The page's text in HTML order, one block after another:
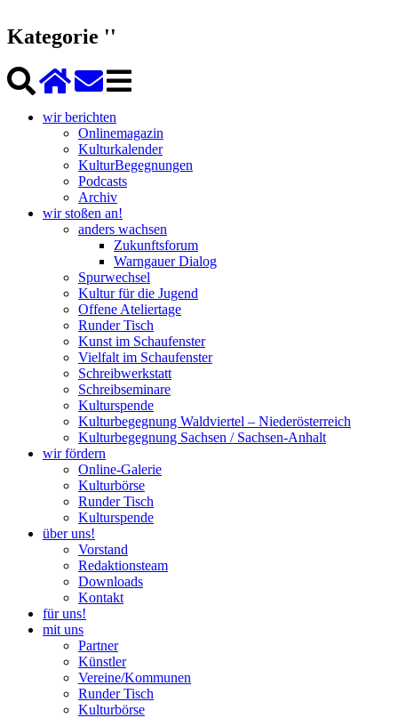
Kategorie ''
wir berichten
Onlinemagazin
Kulturkalender
KulturBegegnungen
Podcasts
Archiv
wir stoßen an!
anders wachsen
Zukunftsforum
Warngauer Dialog
Spurwechsel
Kultur für die Jugend
Offene Ateliertage
Runder Tisch
Kunst im Schaufenster
Vielfalt im Schaufenster
Schreibwerkstatt
Schreibseminare
Kulturspende
Kulturbegegnung Waldviertel – Niederösterreich
Kulturbegegnung Sachsen / Sachsen-Anhalt
wir fördern
Online-Galerie
Kulturbörse
Runder Tisch
Kulturspende
über uns!
Vorstand
Redaktionsteam
Downloads
Kontakt
für uns!
mit uns
Partner
Künstler
Vereine/Kommunen
Runder Tisch
Kulturbörse